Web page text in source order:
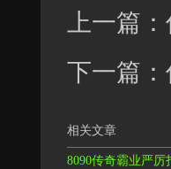
上一篇：
下一篇：
相关文章
8090传奇霸业严